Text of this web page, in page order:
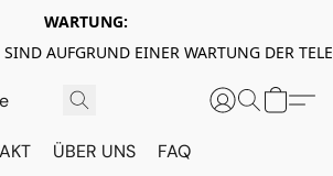
WARTUNG:
AUFGRUND EINER WARTUNG DER
ÜBER UNS FAQ